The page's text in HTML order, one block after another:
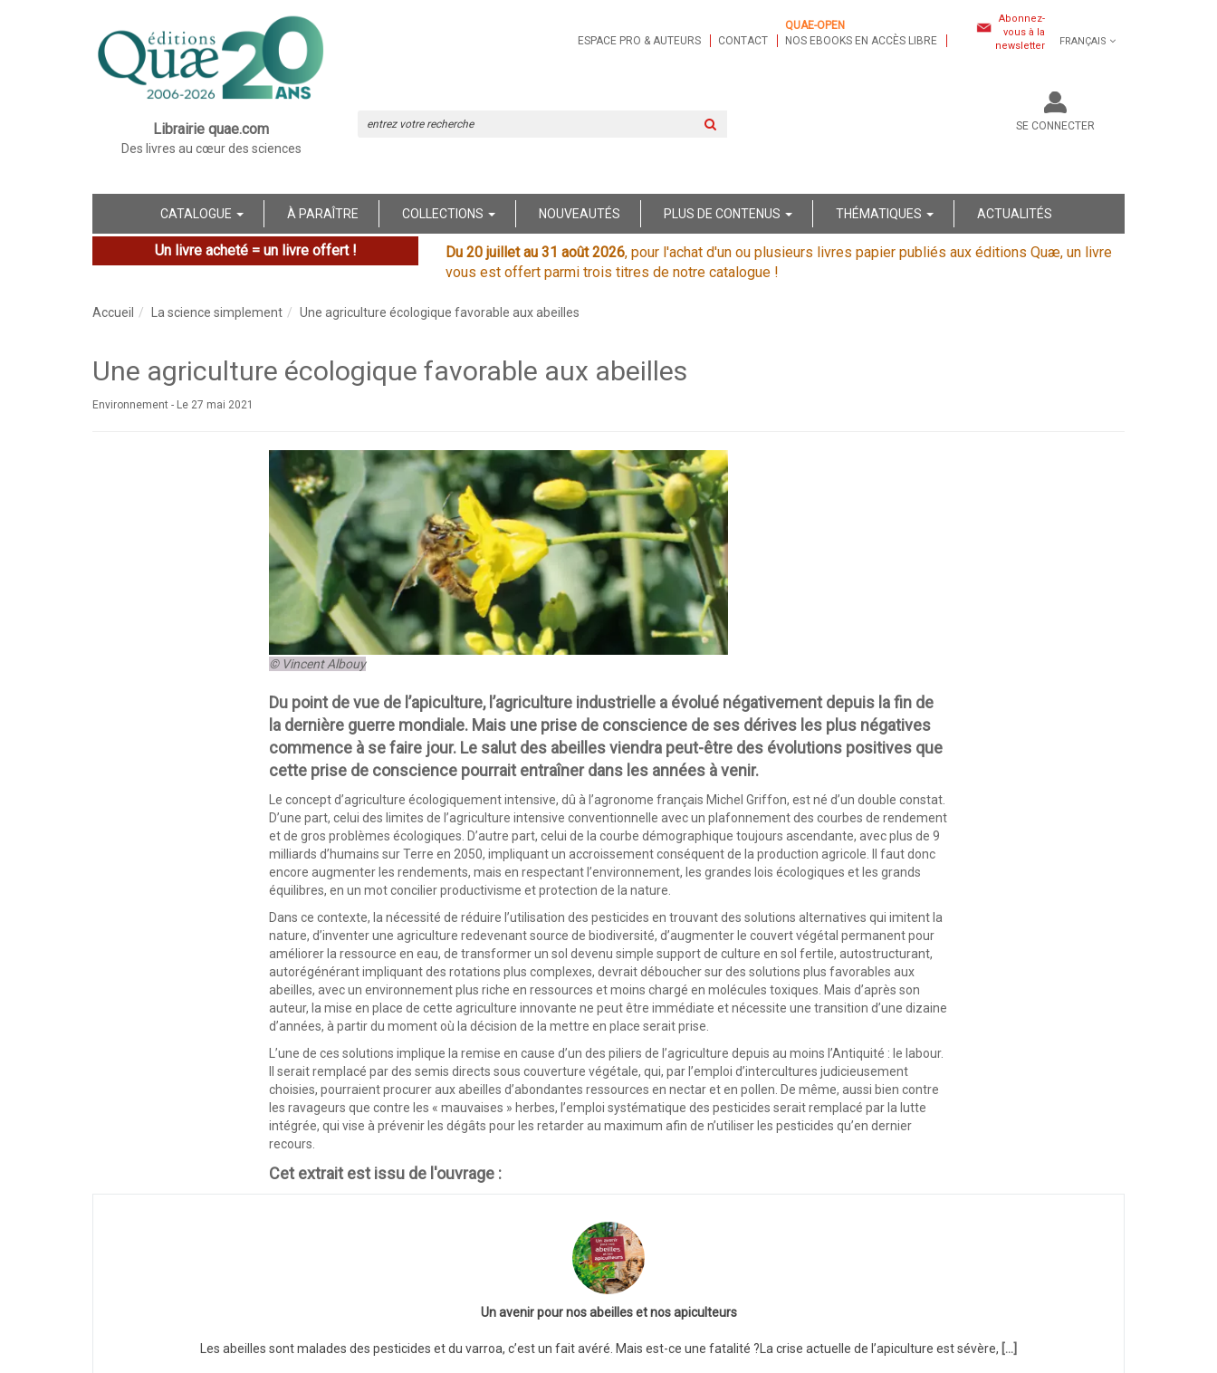
Librairie quae.com
Des livres au cœur des sciences
ESPACE PRO & AUTEURS CONTACT
QUAE-OPEN
NOS EBOOKS EN ACCÈS LIBRE
Abonnez-
vous à la
newsletter
FRANÇAIS
SE CONNECTER
CATALOGUE À PARAÎTRE COLLECTIONS NOUVEAUTÉS PLUS DE CONTENUS THÉMATIQUES ACTUALITÉS
Un livre acheté = un livre offert ! Du 20 juillet au 31 août 2026, pour l'achat d'un ou plusieurs livres papier publiés aux éditions Quæ, un livre
vous est offert parmi trois titres de notre catalogue !
Accueil La science simplement Une agriculture écologique favorable aux abeilles
Une agriculture écologique favorable aux abeilles
Environnement - Le 27 mai 2021
© Vincent Albouy
Du point de vue de l’apiculture, l’agriculture industrielle a évolué négativement depuis la fin de
la dernière guerre mondiale. Mais une prise de conscience de ses dérives les plus négatives
commence à se faire jour. Le salut des abeilles viendra peut-être des évolutions positives que
cette prise de conscience pourrait entraîner dans les années à venir.
Le concept d’agriculture écologiquement intensive, dû à l’agronome français Michel Griffon, est né d’un double constat.
D’une part, celui des limites de l’agriculture intensive conventionnelle avec un plafonnement des courbes de rendement
et de gros problèmes écologiques. D’autre part, celui de la courbe démographique toujours ascendante, avec plus de 9
milliards d’humains sur Terre en 2050, impliquant un accroissement conséquent de la production agricole. Il faut donc
encore augmenter les rendements, mais en respectant l’environnement, les grandes lois écologiques et les grands
équilibres, en un mot concilier productivisme et protection de la nature.
Dans ce contexte, la nécessité de réduire l’utilisation des pesticides en trouvant des solutions alternatives qui imitent la
nature, d’inventer une agriculture redevenant source de biodiversité, d’augmenter le couvert végétal permanent pour
améliorer la ressource en eau, de transformer un sol devenu simple support de culture en sol fertile, autostructurant,
autorégénérant impliquant des rotations plus complexes, devrait déboucher sur des solutions plus favorables aux
abeilles, avec un environnement plus riche en ressources et moins chargé en molécules toxiques. Mais d’après son
auteur, la mise en place de cette agriculture innovante ne peut être immédiate et nécessite une transition d’une dizaine
d’années, à partir du moment où la décision de la mettre en place serait prise.
L’une de ces solutions implique la remise en cause d’un des piliers de l’agriculture depuis au moins l’Antiquité : le labour.
Il serait remplacé par des semis directs sous couverture végétale, qui, par l’emploi d’intercultures judicieusement
choisies, pourraient procurer aux abeilles d’abondantes ressources en nectar et en pollen. De même, aussi bien contre
les ravageurs que contre les « mauvaises » herbes, l’emploi systématique des pesticides serait remplacé par la lutte
intégrée, qui vise à prévenir les dégâts pour les retarder au maximum afin de n’utiliser les pesticides qu’en dernier
recours.
Cet extrait est issu de l'ouvrage :
Un avenir pour nos abeilles et nos apiculteurs
Les abeilles sont malades des pesticides et du varroa, c’est un fait avéré. Mais est-ce une fatalité ?La crise actuelle de l’apiculture est sévère, [...]